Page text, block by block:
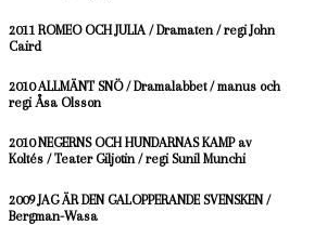
2011 ROMEO OCH JULIA / Dramaten / regi John
Caird
2010 ALLMÄNT SNÖ / Dramalabbet / manus och
regi Åsa Olsson
2010 NEGERNS OCH HUNDARNAS KAMP av
Koltés / Teater Giljotin / regi Sunil Munchi
2009 JAG ÄR DEN GALOPPERANDE SVENSKEN /
Bergman-Wasa